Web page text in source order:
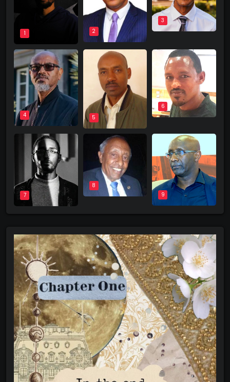
1 2
3
4 5
6
7
8
9